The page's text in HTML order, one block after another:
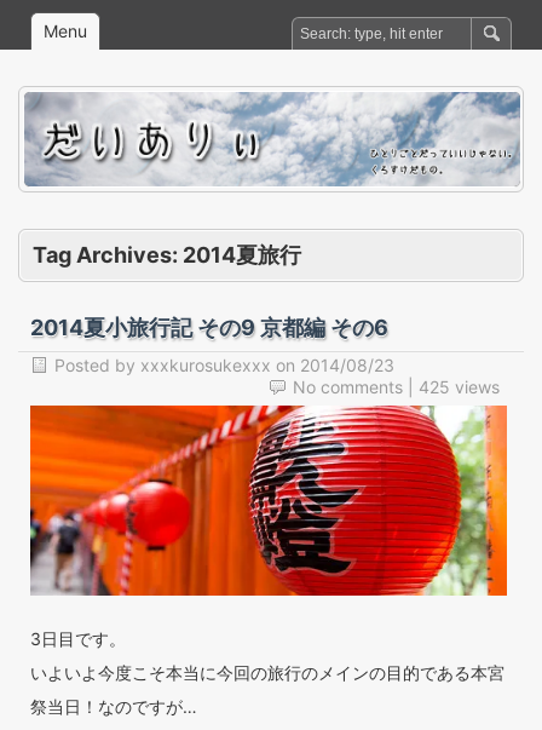
Menu
Tag Archives: 2014夏旅行
2014夏小旅行記 その9 京都編 その6
Posted by xxxkurosukexxx on 2014/08/23
No comments | 425 views
3日目です。
いよいよ今度こそ本当に今回の旅行のメインの目的である本宮
祭当日！なのですが…